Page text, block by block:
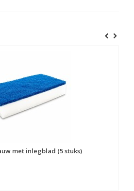
met inlegblad (5 stuks)